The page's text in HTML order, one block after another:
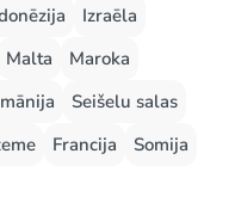
Izraēla
Malta
Maroka
Seišelu salas
Francija
Somija